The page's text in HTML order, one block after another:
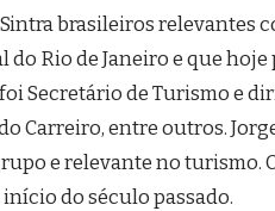
brasileiros relevantes
Rio de Janeiro e que hoje
Secretário de Turismo e
Carreiro, entre outros.
e relevante no turismo.
do século passado.